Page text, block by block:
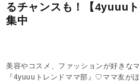
るチャンスも！【4yuuu
集中
美容やコスメ、ファッションが好きな
『4yuuuトレンドママ部』♡ママ友が